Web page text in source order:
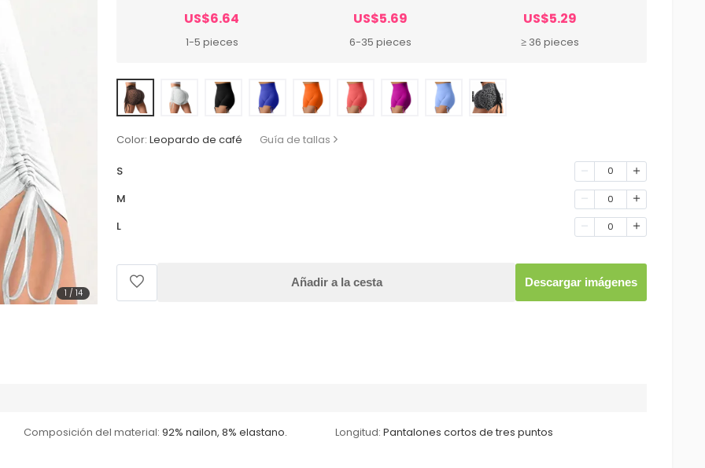
1 / 14
US$6.64
1-5 pieces
US$5.69
6-35 pieces
US$5.29
≥ 36 pieces
Color: Leopardo de café Guía de tallas
S 0
M 0
L 0
Añadir a la cesta Descargar imágenes
Composición del material: 92% nailon, 8% elastano. Longitud: Pantalones cortos de tres puntos